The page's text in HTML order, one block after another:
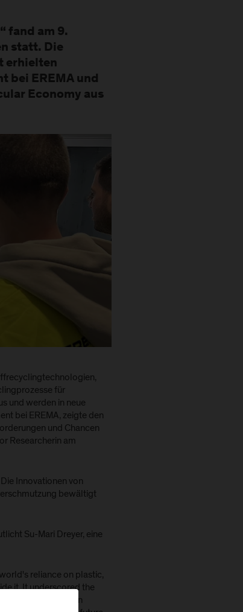
fand am 9.
statt. Die
erhielten
bei EREMA und
Economy aus
für
und werden in neue
bei EREMA, zeigte den
und Chancen
Researcherin am
Innovationen von
bewältigt
Su-Mari Dreyer, eine
reliance on plastic,
it. It underscored the
company has been